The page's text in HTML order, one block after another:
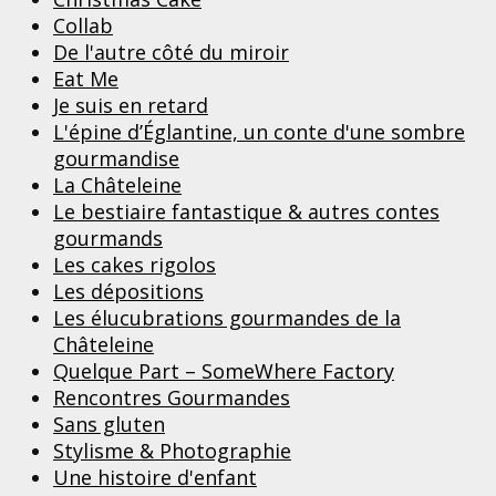
Collab
De l'autre côté du miroir
Eat Me
Je suis en retard
L'épine d’Églantine, un conte d'une sombre
gourmandise
La Châteleine
Le bestiaire fantastique & autres contes
gourmands
Les cakes rigolos
Les dépositions
Les élucubrations gourmandes de la
Châteleine
Quelque Part – SomeWhere Factory
Rencontres Gourmandes
Sans gluten
Stylisme & Photographie
Une histoire d'enfant